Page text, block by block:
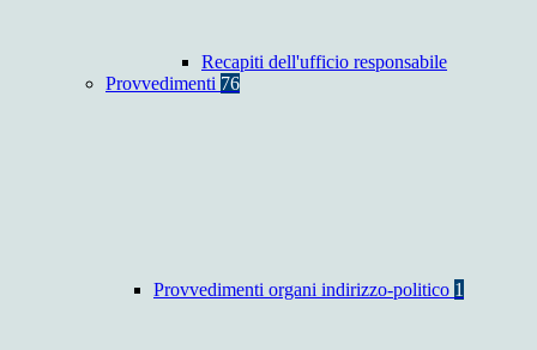
Recapiti dell'ufficio responsabile
Provvedimenti 76
Provvedimenti organi indirizzo-politico 1